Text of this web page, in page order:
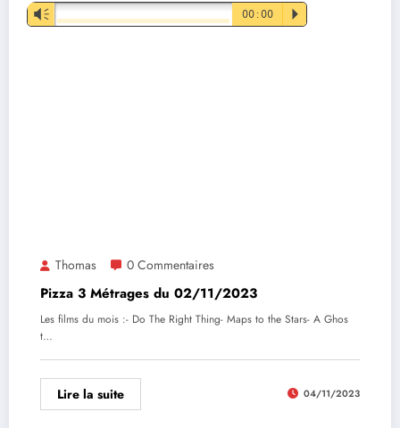
Lecteur
audio
Vm 00:00 P
Thomas 0 Commentaires
Pizza 3 Métrages du 02/11/2023
Les films du mois :- Do The Right Thing- Maps to the Stars- A Ghos
t…
Lire la suite 04/11/2023